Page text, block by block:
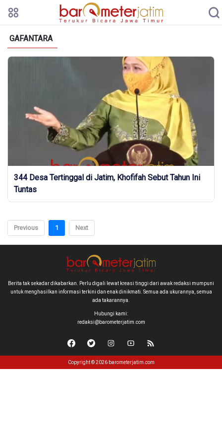
GAFANTARA
344 Desa Tertinggal di Jatim, Khofifah Sebut Tahun Ini
Tuntas
Previous 1 Next
Berita tak sekadar dikabarkan. Perlu digali lewat kreasi tinggi dari awak redaksi mumpuni
untuk menghasilkan informasi terkini dan enak dinikmati. Semua ada ukurannya, semua
ada takarannya.
Hubungi kami:
redaksi@barometerjatim.com
Copyright © 2026 barometerjatim.com